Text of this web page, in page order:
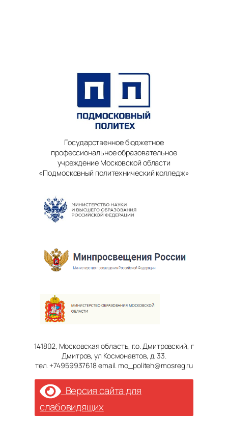
Государственное бюджетное
профессиональное образовательное
учреждение Московской области
«Подмосковный политехнический колледж»
141802, Московская область, г.о. Дмитровский, г
Дмитров, ул Космонавтов, д. 33.
тел. +74959937618 email. mo_politeh@mosreg.ru
Версия сайта для
слабовидящих